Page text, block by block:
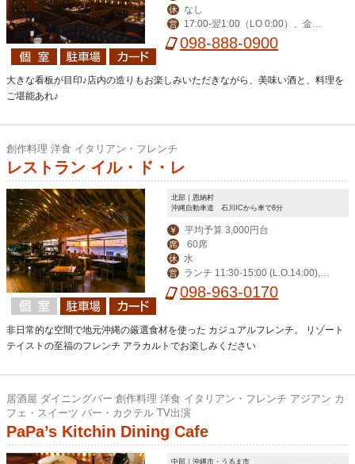
休 なし
営
17:00-翌1:00（LO 0:00）、金土
祝前17:00-翌2:00（LO 翌1:00）
098-888-0900
大きな看板が目印♪店内の造りもお楽しみいただきながら、美味い酒と、料理を
ご堪能あれ♪
創作料理 洋食 イタリアン・フレンチ
レストラン イル・ド・レ
北部｜恩納村
沖縄自動車道 石川ICから車で8分
￥ 平均予算 3,000円台
席 60席
休 水
営
ランチ 11:30-15:00 (L.O.14:00),デ
ィナー 17:30-23:00 (L.O.21:00)
098-963-0170
非日常的な空間で地元沖縄の厳選食材を使った カジュアルフレンチ。 リゾート
テイストの至福のフレンチ アラカルトでお楽しみください
居酒屋 ダイニングバー 創作料理 洋食 イタリアン・フレンチ アジアン カ
フェ・スイーツ バー・カクテル TV出演
PaPa’s Kitchin Dining Cafe
中部｜沖縄市・うるま市